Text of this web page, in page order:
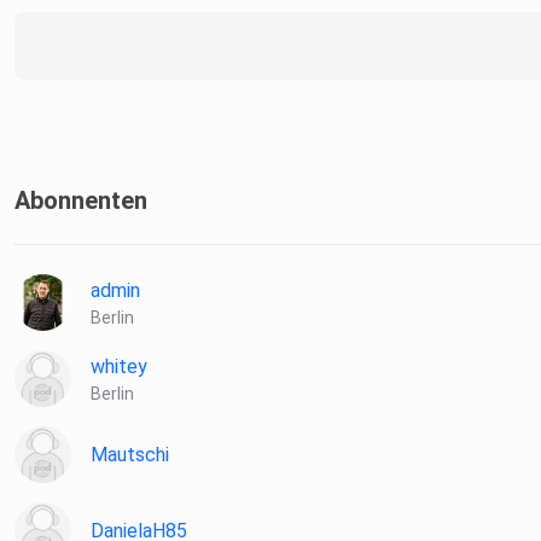
Abonnenten
admin
Berlin
whitey
Berlin
Mautschi
DanielaH85